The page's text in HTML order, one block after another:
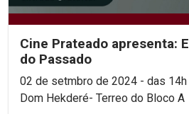
Cine Prateado apresenta:
do Passado
02 de setmbro de 2024 - das